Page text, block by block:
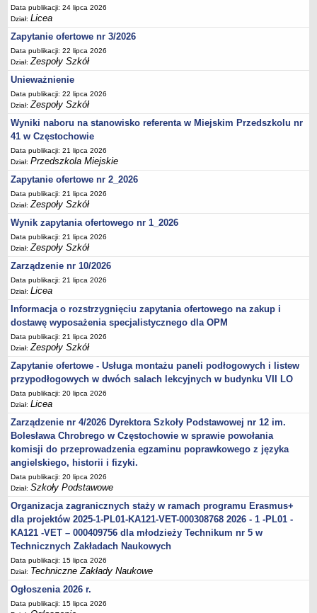
Data publikacji: 24 lipca 2026
Dział:Licea
Zapytanie ofertowe nr 3/2026
Data publikacji: 22 lipca 2026
Dział:Zespoły Szkół
Unieważnienie
Data publikacji: 22 lipca 2026
Dział:Zespoły Szkół
Wyniki naboru na stanowisko referenta w Miejskim Przedszkolu nr
41 w Częstochowie
Data publikacji: 21 lipca 2026
Dział:Przedszkola Miejskie
Zapytanie ofertowe nr 2_2026
Data publikacji: 21 lipca 2026
Dział:Zespoły Szkół
Wynik zapytania ofertowego nr 1_2026
Data publikacji: 21 lipca 2026
Dział:Zespoły Szkół
Zarządzenie nr 10/2026
Data publikacji: 21 lipca 2026
Dział:Licea
Informacja o rozstrzygnięciu zapytania ofertowego na zakup i
dostawę wyposażenia specjalistycznego dla OPM
Data publikacji: 21 lipca 2026
Dział:Zespoły Szkół
Zapytanie ofertowe - Usługa montażu paneli podłogowych i listew
przypodłogowych w dwóch salach lekcyjnych w budynku VII LO
Data publikacji: 20 lipca 2026
Dział:Licea
Zarządzenie nr 4/2026 Dyrektora Szkoły Podstawowej nr 12 im.
Bolesława Chrobrego w Częstochowie w sprawie powołania
komisji do przeprowadzenia egzaminu poprawkowego z języka
angielskiego, historii i fizyki.
Data publikacji: 20 lipca 2026
Dział:Szkoły Podstawowe
Organizacja zagranicznych staży w ramach programu Erasmus+
dla projektów 2025-1-PL01-KA121-VET-000308768 2026 - 1 -PL01 -
KA121 -VET – 000409756 dla młodzieży Technikum nr 5 w
Technicznych Zakładach Naukowych
Data publikacji: 15 lipca 2026
Dział: Techniczne Zakłady Naukowe
Ogłoszenia 2026 r.
Data publikacji: 15 lipca 2026